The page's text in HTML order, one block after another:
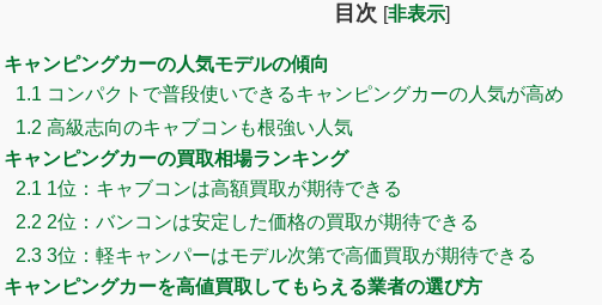
目次 [非表示]
キャンピングカーの人気モデルの傾向
1.1 コンパクトで普段使いできるキャンピングカーの人気が高め
1.2 高級志向のキャブコンも根強い人気
キャンピングカーの買取相場ランキング
2.1 1位：キャブコンは高額買取が期待できる
2.2 2位：バンコンは安定した価格の買取が期待できる
2.3 3位：軽キャンパーはモデル次第で高価買取が期待できる
キャンピングカーを高値買取してもらえる業者の選び方